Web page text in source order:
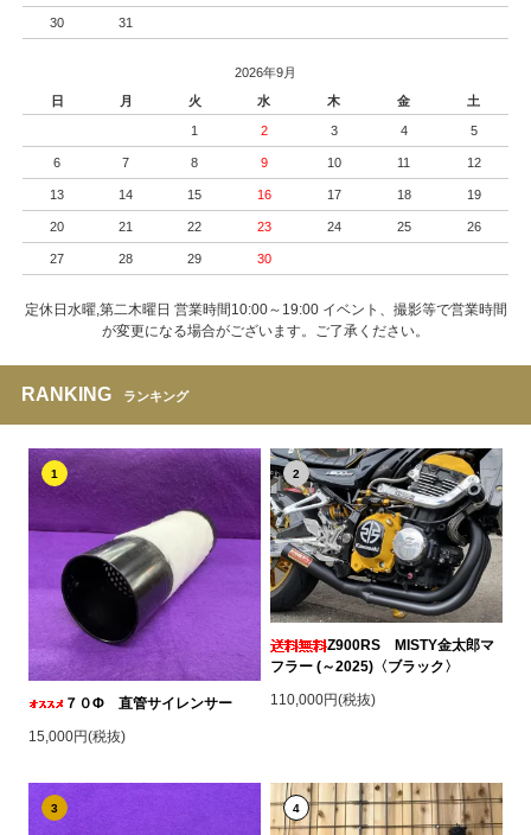
30 31
2026年9月
日
月 火 水 木 金 土
1 2 3 4 5
6 7 8 9 10 11 12
13 14 15 16 17 18 19
20 21 22 23 24 25 26
27 28 29 30
定休日水曜,第二木曜日 営業時間10:00～19:00 イベント、撮影等で営業時間
が変更になる場合がございます。ご了承ください。
RANKING ランキング
1
７０Φ 直管サイレンサー
15,000円(税抜)
2
Z900RS MISTY金太郎マ
フラー (～2025)〈ブラック〉
110,000円(税抜)
3 4